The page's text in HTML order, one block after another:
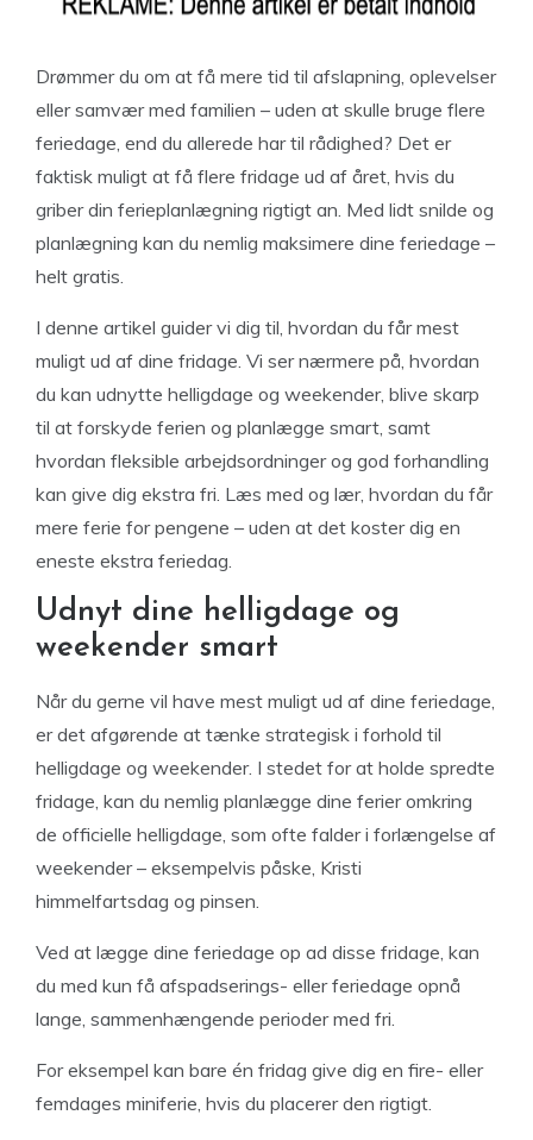
Drømmer du om at få mere tid til afslapning, oplevelser
eller samvær med familien – uden at skulle bruge flere
feriedage, end du allerede har til rådighed? Det er
faktisk muligt at få flere fridage ud af året, hvis du
griber din ferieplanlægning rigtigt an. Med lidt snilde og
planlægning kan du nemlig maksimere dine feriedage –
helt gratis.
I denne artikel guider vi dig til, hvordan du får mest
muligt ud af dine fridage. Vi ser nærmere på, hvordan
du kan udnytte helligdage og weekender, blive skarp
til at forskyde ferien og planlægge smart, samt
hvordan fleksible arbejdsordninger og god forhandling
kan give dig ekstra fri. Læs med og lær, hvordan du får
mere ferie for pengene – uden at det koster dig en
eneste ekstra feriedag.
Udnyt dine helligdage og
weekender smart
Når du gerne vil have mest muligt ud af dine feriedage,
er det afgørende at tænke strategisk i forhold til
helligdage og weekender. I stedet for at holde spredte
fridage, kan du nemlig planlægge dine ferier omkring
de officielle helligdage, som ofte falder i forlængelse af
weekender – eksempelvis påske, Kristi
himmelfartsdag og pinsen.
Ved at lægge dine feriedage op ad disse fridage, kan
du med kun få afspadserings- eller feriedage opnå
lange, sammenhængende perioder med fri.
For eksempel kan bare én fridag give dig en fire- eller
femdages miniferie, hvis du placerer den rigtigt.